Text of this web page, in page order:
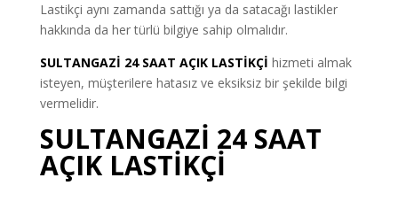
Lastikçi aynı zamanda sattığı ya da satacağı lastikler
hakkında da her türlü bilgiye sahip olmalıdır.
SULTANGAZİ 24 SAAT AÇIK LASTİKÇİ hizmeti almak
isteyen, müşterilere hatasız ve eksiksiz bir şekilde bilgi
vermelidir.
SULTANGAZİ 24 SAAT
AÇIK LASTİKÇİ